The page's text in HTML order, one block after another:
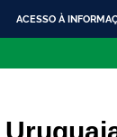
ACESSO À